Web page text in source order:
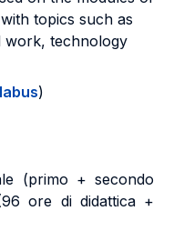
topics such as
work, technology
)
(primo + secondo
ore di didattica +